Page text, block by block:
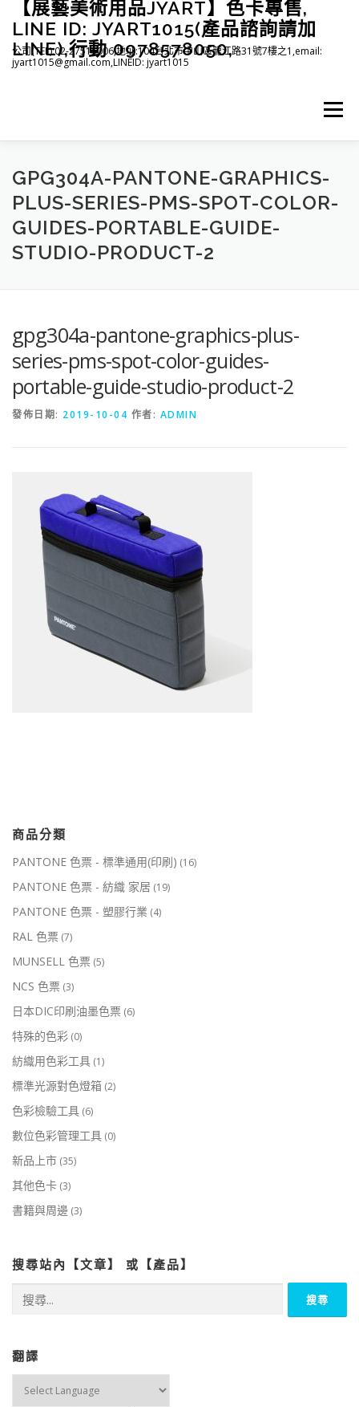
【展藝美術用品JYART】色卡專售,
LINE ID: JYART1015(產品諮詢請加
LINE),行動 0978578050,
公司(TEL):02-27515006,地址:104台北市中山區龍江路31號7樓之1,email:
jyart1015@gmail.com,LINEID: jyart1015
選單
首頁 紡織系列 印刷系列 塑膠系列 商店
下載 登入(註冊) 臉書粉絲專頁
GPG304A-PANTONE-GRAPHICS-
PLUS-SERIES-PMS-SPOT-COLOR-
GUIDES-PORTABLE-GUIDE-
STUDIO-PRODUCT-2
gpg304a-pantone-graphics-plus-
series-pms-spot-color-guides-
portable-guide-studio-product-2
發佈日期: 2019-10-04 作者: ADMIN
商品分類
PANTONE 色票 - 標準通用(印刷) (16)
PANTONE 色票 - 紡織 家居 (19)
PANTONE 色票 - 塑膠行業 (4)
RAL 色票 (7)
MUNSELL 色票 (5)
NCS 色票 (3)
日本DIC印刷油墨色票 (6)
特殊的色彩 (0)
紡織用色彩工具 (1)
標準光源對色燈箱 (2)
色彩檢驗工具 (6)
數位色彩管理工具 (0)
新品上市 (35)
其他色卡 (3)
書籍與周邊 (3)
搜尋站內【文章】 或【產品】
字:
翻譯